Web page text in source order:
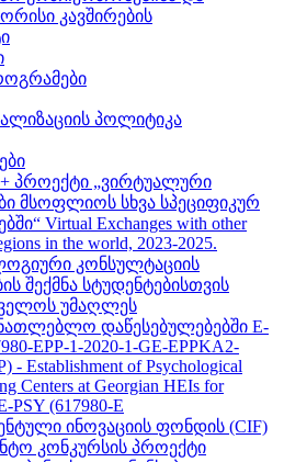
კავშირების
პოლიტიკა
პროექტი „ვირტუალური
მსოფლიოს სხვა სპეციფიკურ
Virtual Exchanges with other
in the world, 2023-2025.
კონსულტაციის
შექმნა სტუდენტებისთვის
უმაღლეს
დაწესებულებებში E-
EPP-1-2020-1-GE-EPPKA2-
- Establishment of Psychological
Centers at Georgian HEIs for
PSY (617980-E
ინოვაციის ფონდის (CIF)
კონკურსის პროექტი